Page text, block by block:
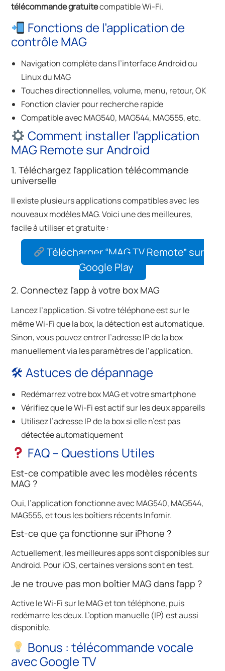
télécommande gratuitecompatible Wi-Fi.
Fonctions de l’application de
contrôle MAG
Navigation complète dans l’interface Android ou
Linux du MAG
Touches directionnelles, volume, menu, retour, OK
Fonction clavier pour recherche rapide
Compatible avec MAG540, MAG544, MAG555, etc.
Comment installer l’application
MAG Remote sur Android
1. Téléchargez l’application télécommande
universelle
Il existe plusieurs applications compatibles avec les
nouveaux modèles MAG. Voici une des meilleures,
facile à utiliser et gratuite :
Télécharger “MAG TV Remote” sur
Google Play
2. Connectez l’app à votre box MAG
Lancez l’application. Si votre téléphone est sur le
même Wi-Fi que la box, la détection est automatique.
Sinon, vous pouvez entrer l’adresse IP de la box
manuellement via les paramètres de l’application.
🛠 Astuces de dépannage
Redémarrez votre box MAG et votre smartphone
Vérifiez que le Wi-Fi est actif sur les deux appareils
Utilisez l’adresse IP de la box si elle n’est pas
détectée automatiquement
FAQ – Questions Utiles
Est-ce compatible avec les modèles récents
MAG ?
Oui, l’application fonctionne avec MAG540, MAG544,
MAG555, et tous les boîtiers récents Infomir.
Est-ce que ça fonctionne sur iPhone ?
Actuellement, les meilleures apps sont disponibles sur
Android. Pour iOS, certaines versions sont en test.
Je ne trouve pas mon boîtier MAG dans l’app ?
Active le Wi-Fi sur le MAG et ton téléphone, puis
redémarre les deux. L’option manuelle (IP) est aussi
disponible.
Bonus : télécommande vocale
avec Google TV